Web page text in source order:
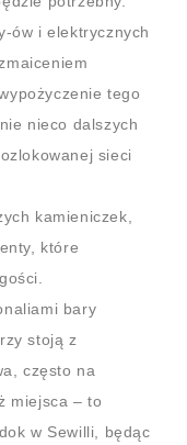
ów i elektrycznych
tego
nieco dalszych
sieci
kamieniczek,
które
bary
stoją z
często na
miejsca – to
w Sewilli, będąc